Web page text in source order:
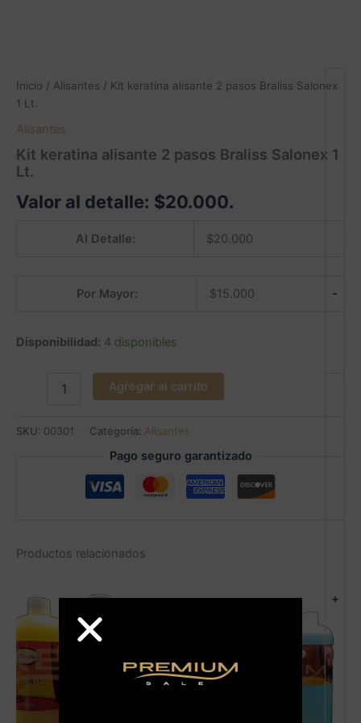
Inicio / Alisantes / Kit keratina alisante 2 pasos Braliss Salonex
1 Lt.
Alisantes
Kit keratina alisante 2 pasos Braliss Salonex 1
Lt.
Valor al detalle: $20.000.
Al Detalle: $20.000
Por Mayor: $15.000
Disponibilidad: 4 disponibles
-
+
Agregar al carrito
SKU: 00301 Categoría: Alisantes
Pago seguro garantizado
Productos relacionados